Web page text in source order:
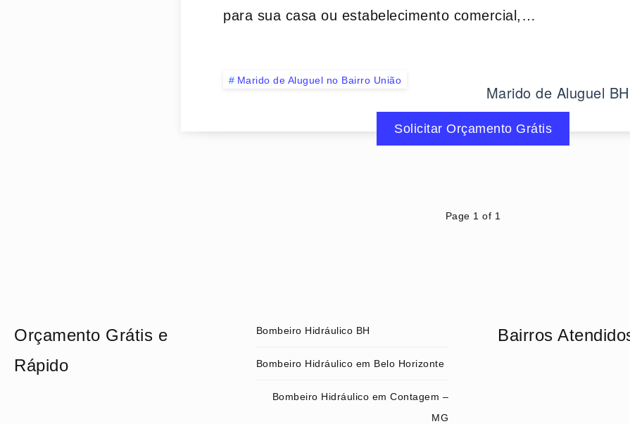
para sua casa ou estabelecimento comercial,…
Marido de Aluguel no Bairro União
Marido de Aluguel
Solicitar Orçamento Grátis
Page 1 of 1
Orçamento Grátis e
Rápido
Bombeiro Hidráulico BH
Bombeiro Hidráulico em Belo Horizonte
Bombeiro Hidráulico em Contagem –
MG
Bairros